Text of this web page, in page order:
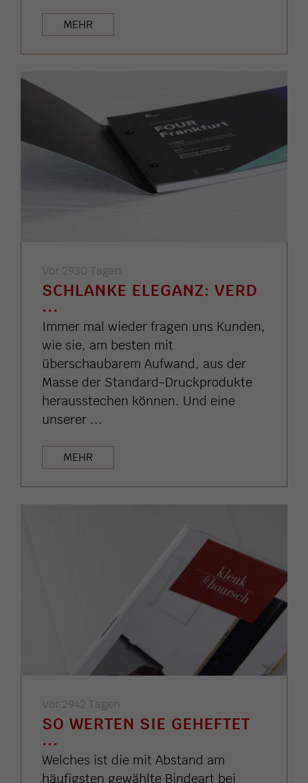
MEHR
Vor 2930 Tagen
SCHLANKE ELEGANZ: VERD
...
Immer mal wieder fragen uns Kunden,
wie sie, am besten mit
überschaubarem Aufwand, aus der
Masse der Standard-Druckprodukte
herausstechen können. Und eine
unserer ...
MEHR
Vor 2942 Tagen
SO WERTEN SIE GEHEFTET
...
Welches ist die mit Abstand am
häufigsten gewählte Bindeart bei